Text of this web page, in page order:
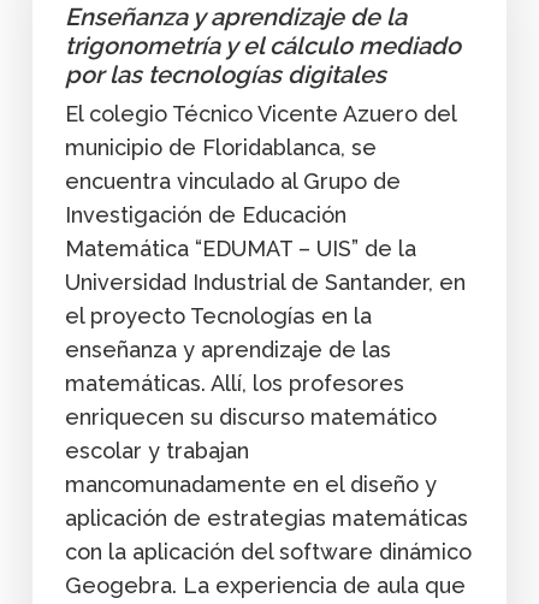
Enseñanza y aprendizaje de la
trigonometría y el cálculo mediado
por las tecnologías digitales
El colegio Técnico Vicente Azuero del
municipio de Floridablanca, se
encuentra vinculado al Grupo de
Investigación de Educación
Matemática “EDUMAT – UIS” de la
Universidad Industrial de Santander, en
el proyecto Tecnologías en la
enseñanza y aprendizaje de las
matemáticas. Allí, los profesores
enriquecen su discurso matemático
escolar y trabajan
mancomunadamente en el diseño y
aplicación de estrategias matemáticas
con la aplicación del software dinámico
Geogebra. La experiencia de aula que